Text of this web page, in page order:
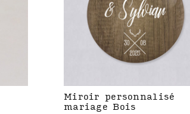
Miroir personnalisé
mariage Bois